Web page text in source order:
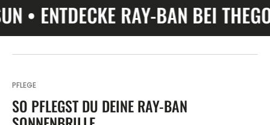
RAY-BAN BEI
PFLEGE
SO PFLEGST DU DEINE RAY-BAN